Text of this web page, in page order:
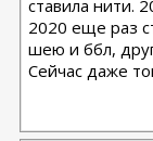
ставила нити.
2020 еще раз
шею и ббл,
Сейчас даже